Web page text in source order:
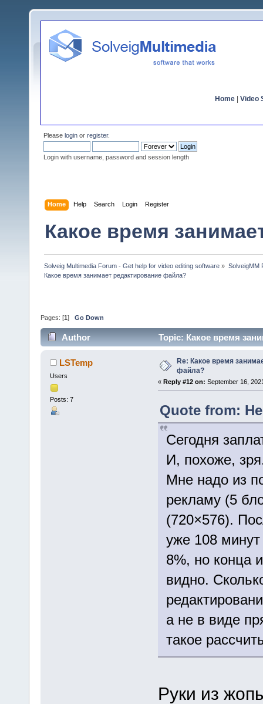
Home Video
Please login or register.
Login with username, password and session length
Home Help Search Login Register
Какое время
Solveig Multimedia Forum - Get help for video editing software » SolveigMM
Какое время занимает редактирование файла?
Pages: [1 ] Go Down
Author Topic: Какое время
LSTemp
Users
Posts: 7
Re: Какое время
файла?
« Reply #12 on: September 16,
Quote from:
Сегодня
И, похоже,
Мне надо из
рекламу (5
(720×576).
уже 108
8%, но конца
видно.
а не в виде
такое
Руки из